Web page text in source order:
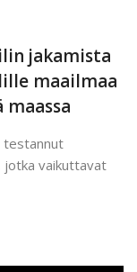
jakamista
maailmaa
testannut
jotka vaikuttavat